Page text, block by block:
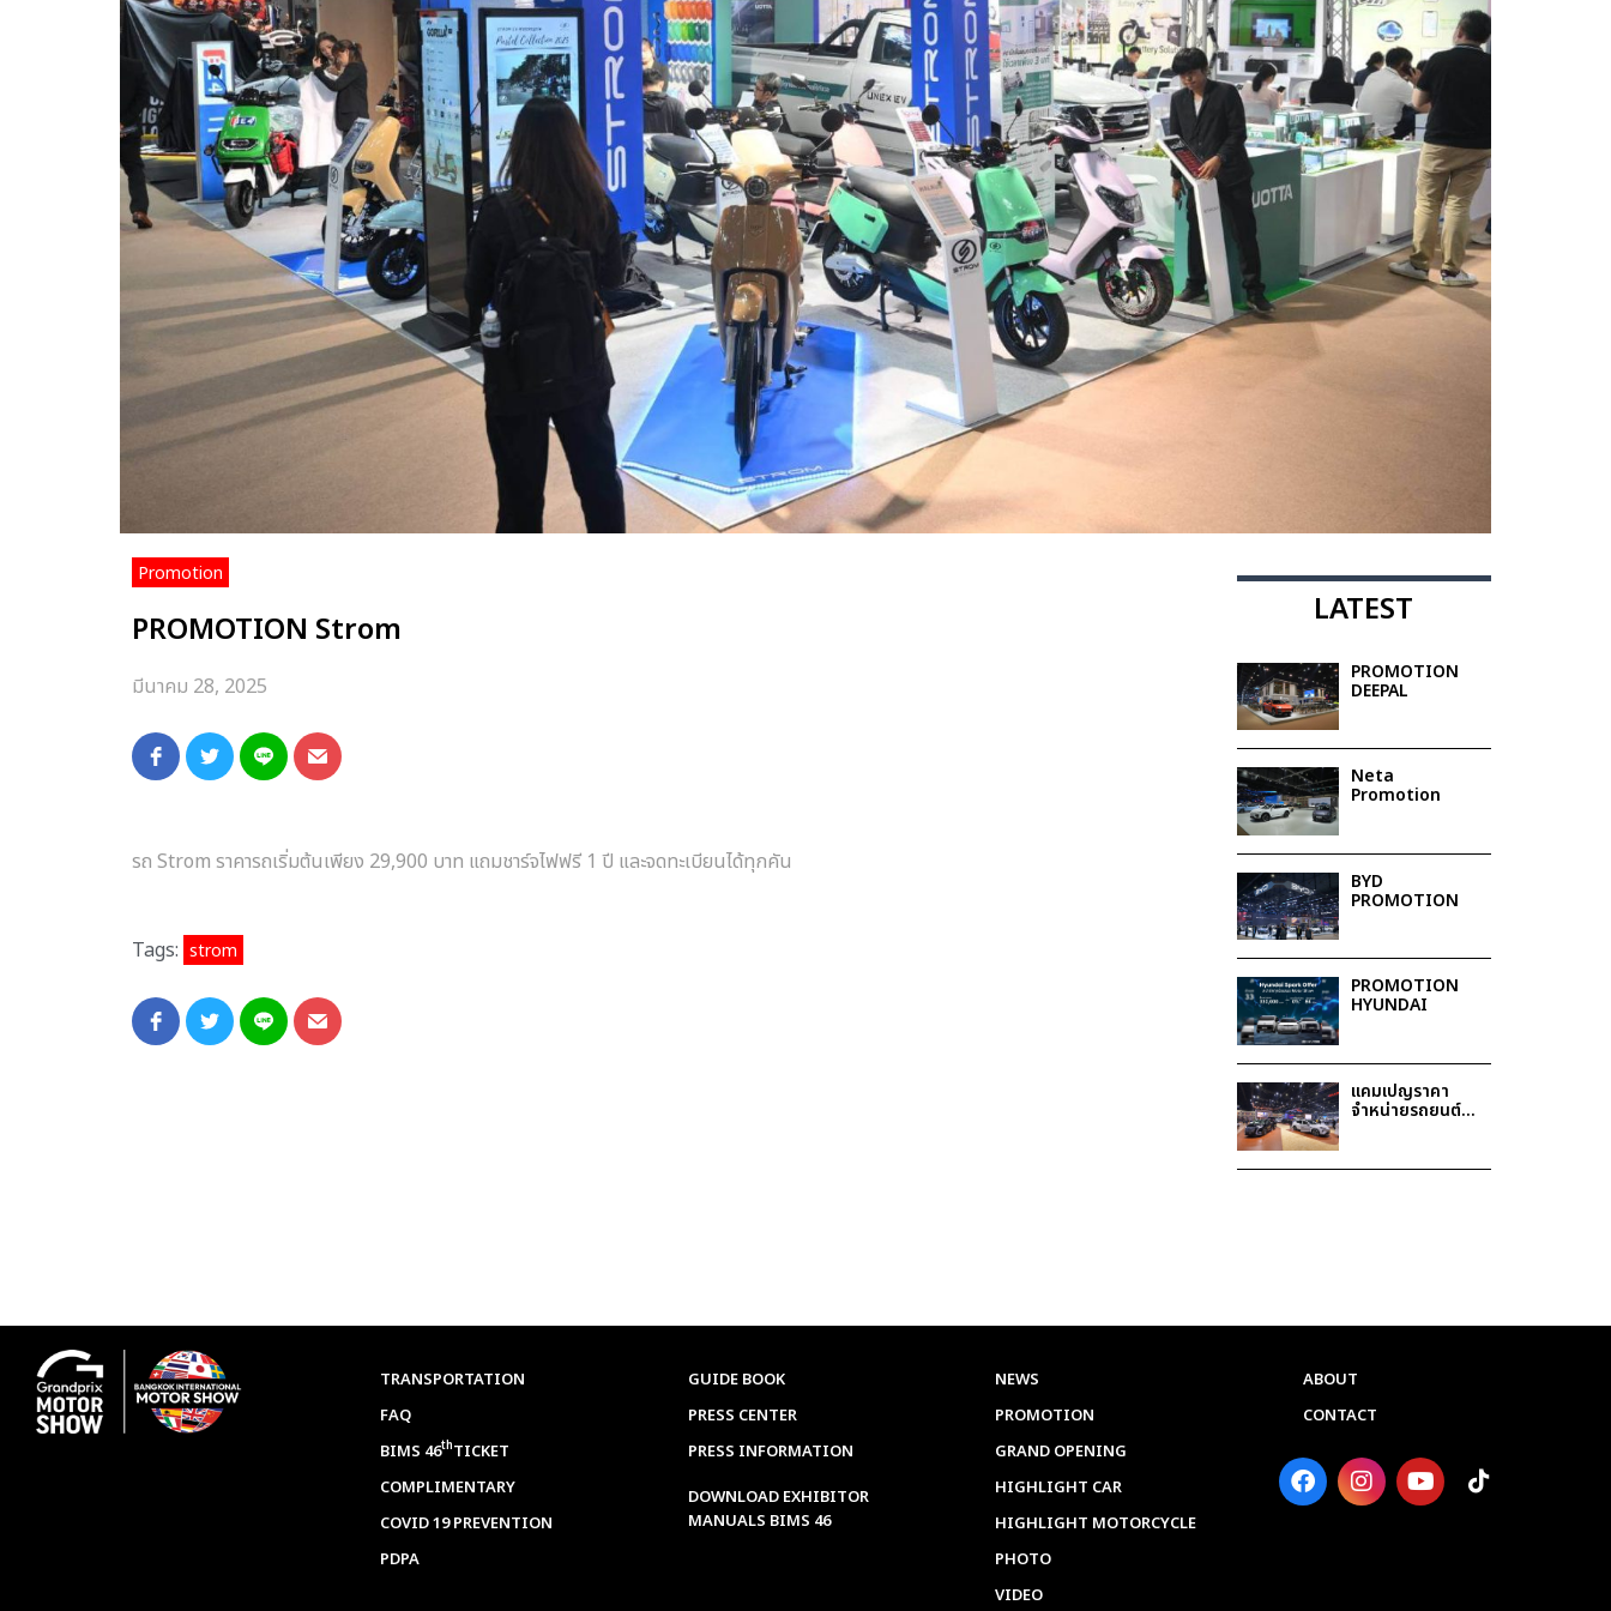
Promotion
PROMOTION Strom
มีนาคม 28, 2025
รถ Strom ราคารถเริ่มต้นเพียง 29,900 บาท แถมชาร์จไฟฟรี 1 ปี และจดทะเบียนได้ทุกคัน
Tags: strom
LATEST
PROMOTION
DEEPAL
Neta
Promotion
BYD
PROMOTION
PROMOTION
HYUNDAI
แคมเปญราคา
จำหน่ายรถยนต์
2025
TRANSPORTATION
FAQ
BIMS 46thTICKET
COMPLIMENTARY
COVID 19 PREVENTION
PDPA
GUIDE BOOK
PRESS CENTER
PRESS INFORMATION
DOWNLOAD EXHIBITOR
MANUALS BIMS 46
NEWS
PROMOTION
GRAND OPENING
HIGHLIGHT CAR
HIGHLIGHT MOTORCYCLE
PHOTO
VIDEO
ABOUT
CONTACT
F
a
c
I
n
s
Y
o
u
T
i